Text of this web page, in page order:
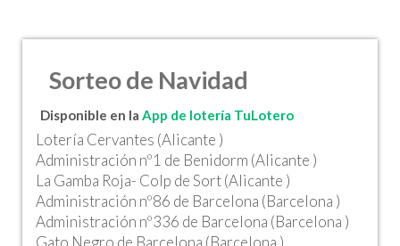
Sorteo de Navidad
Disponible en la App de lotería TuLotero
Lotería Cervantes (Alicante )
Administración nº1 de Benidorm (Alicante )
La Gamba Roja- Colp de Sort (Alicante )
Administración nº86 de Barcelona (Barcelona )
Administración nº336 de Barcelona (Barcelona )
Gato Negro de Barcelona (Barcelona )